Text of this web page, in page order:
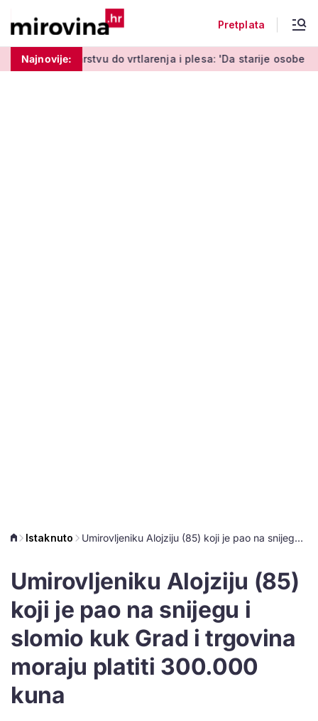
Pretplata
Najnovije:
do vrtlarenja i plesa: 'Da starije osobe ne ostavimo same'
Istaknuto Umirovljeniku Alojziju (85) koji je pao na snijegu i slomio kuk Grad i trgovina moraju platiti 300.000 kuna
Umirovljeniku Alojziju (85)
koji je pao na snijegu i
slomio kuk Grad i trgovina
moraju platiti 300.000
kuna